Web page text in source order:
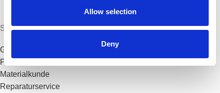
Allow selection
Deny
SHOP GUIDE
Größentabelle
Pflegehinweise
Materialkunde
Reparaturservice